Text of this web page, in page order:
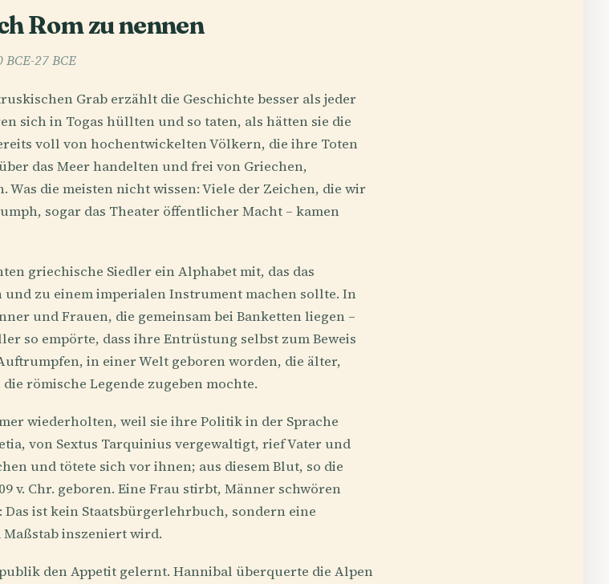
Rom zu nennen
27 BCE
Grab erzählt die Geschichte besser als jeder
sich in Togas hüllten und so taten, als hätten sie die
voll von hochentwickelten Völkern, die ihre Toten
das Meer handelten und frei von Griechen,
die meisten nicht wissen: Viele der Zeichen, die wir
sogar das Theater öffentlicher Macht – kamen
griechische Siedler ein Alphabet mit, das das
und zu einem imperialen Instrument machen sollte. In
und Frauen, die gemeinsam bei Banketten liegen –
so empörte, dass ihre Entrüstung selbst zum Beweis
in einer Welt geboren worden, die älter,
römische Legende zugeben mochte.
wiederholten, weil sie ihre Politik in der Sprache
von Sextus Tarquinius vergewaltigt, rief Vater und
und tötete sich vor ihnen; aus diesem Blut, so die
v. Chr. geboren. Eine Frau stirbt, Männer schwören
Das ist kein Staatsbürgerlehrbuch, sondern eine
inszeniert wird.
den Appetit gelernt. Hannibal überquerte die Alpen